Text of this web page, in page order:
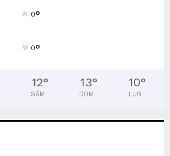
0°
0°
12°
SÂM
13°
DUM
10°
LUN